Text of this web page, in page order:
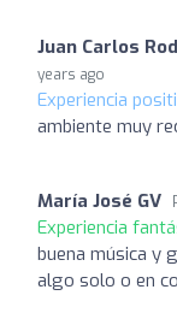
Juan Carlos
years ago
Experiencia
ambiente muy
María José GV
Experiencia
buena música y
algo solo o en